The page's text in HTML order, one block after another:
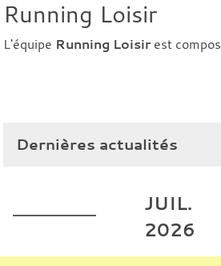
Running Loisir
L'équipe Running Loisirest
Dernières actualités
JUIL.
2026